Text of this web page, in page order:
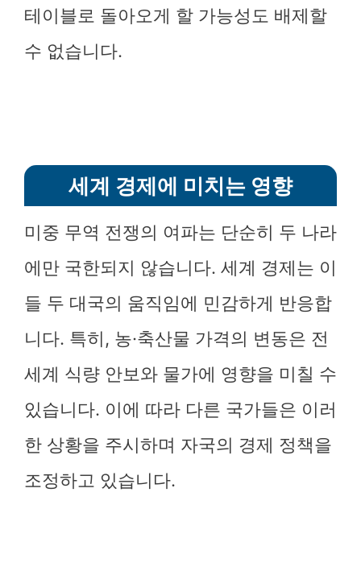
테이블로 돌아오게 할 가능성도 배제할
수 없습니다.
세계 경제에 미치는 영향
미중 무역 전쟁의 여파는 단순히 두 나라
에만 국한되지 않습니다. 세계 경제는 이
들 두 대국의 움직임에 민감하게 반응합
니다. 특히, 농·축산물 가격의 변동은 전
세계 식량 안보와 물가에 영향을 미칠 수
있습니다. 이에 따라 다른 국가들은 이러
한 상황을 주시하며 자국의 경제 정책을
조정하고 있습니다.